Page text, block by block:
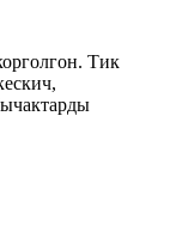
Тик